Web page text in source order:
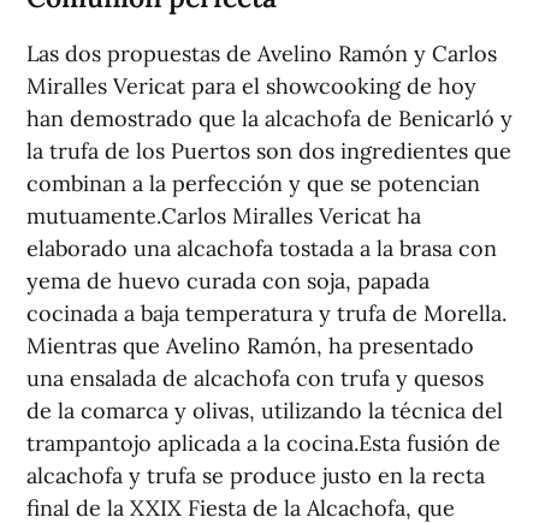
Las dos propuestas de Avelino Ramón y Carlos
Miralles Vericat para el showcooking de hoy
han demostrado que la alcachofa de Benicarló y
la trufa de los Puertos son dos ingredientes que
combinan a la perfección y que se potencian
mutuamente.Carlos Miralles Vericat ha
elaborado una alcachofa tostada a la brasa con
yema de huevo curada con soja, papada
cocinada a baja temperatura y trufa de Morella.
Mientras que Avelino Ramón, ha presentado
una ensalada de alcachofa con trufa y quesos
de la comarca y olivas, utilizando la técnica del
trampantojo aplicada a la cocina.Esta fusión de
alcachofa y trufa se produce justo en la recta
final de la XXIX Fiesta de la Alcachofa, que